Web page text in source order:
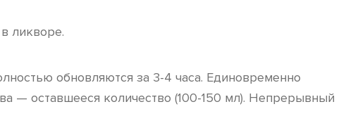
ликворе.
обновляются за 3-4 часа. Единовременно
— оставшееся количество (100-150 мл). Непрерывный